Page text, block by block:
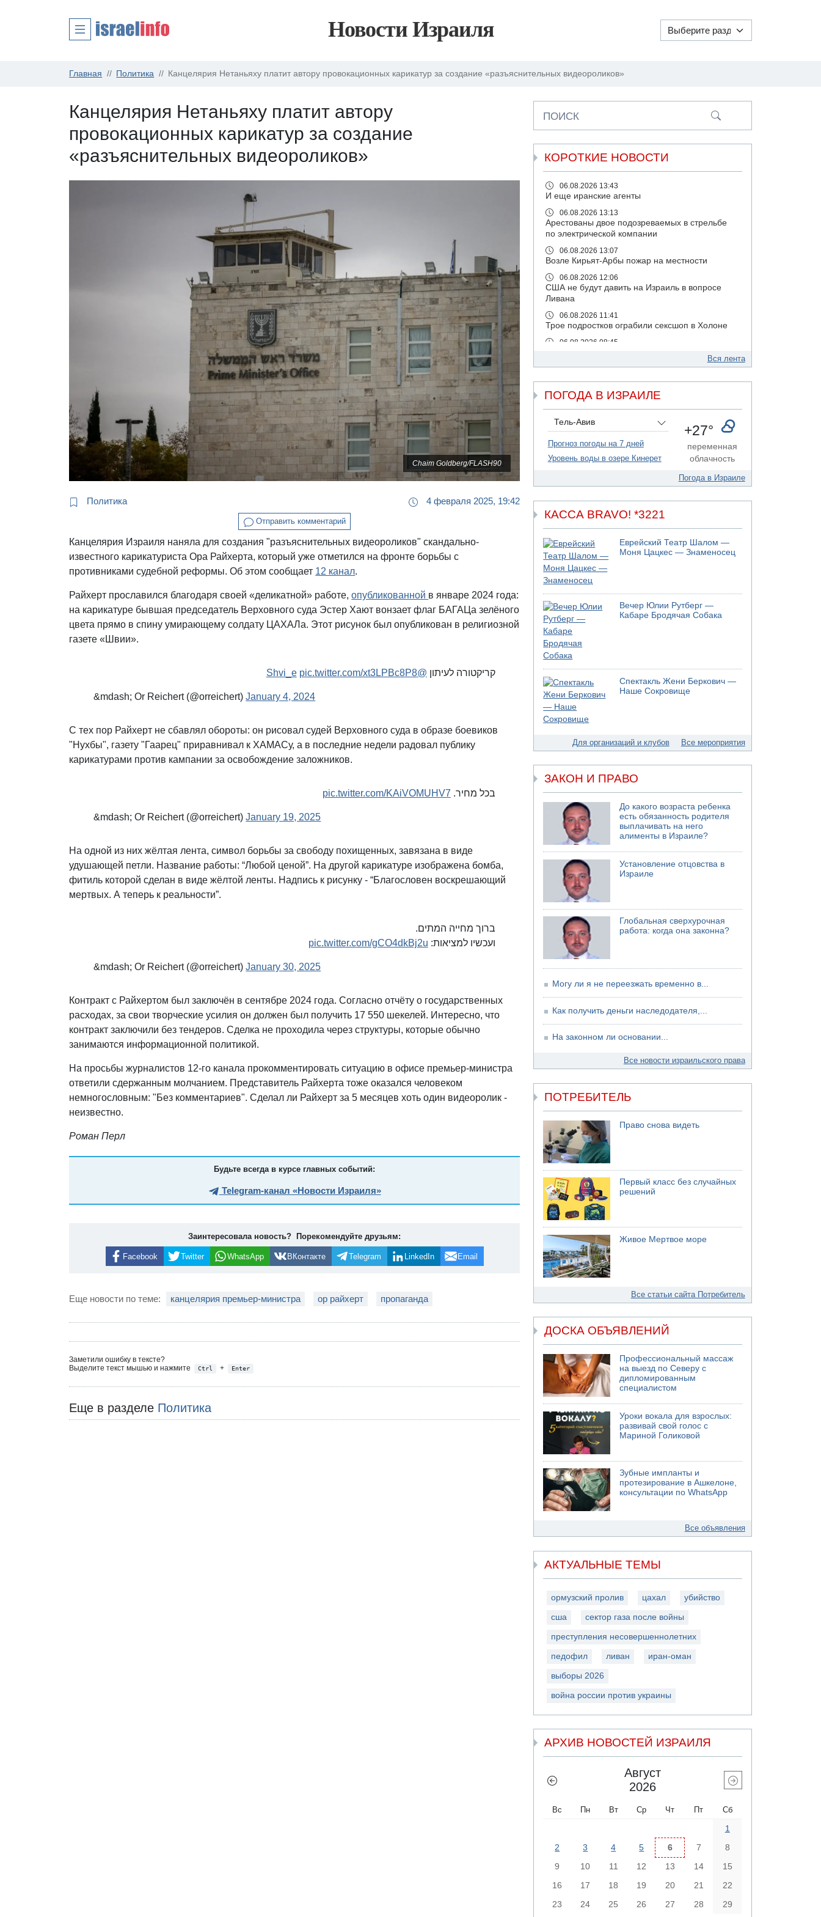
Новости Израиля
Главная Политика Канцелярия Нетаньяху платит автору провокационных карикатур за создание «разъяснительных видеороликов»
Канцелярия Нетаньяху платит автору
провокационных карикатур за создание
«разъяснительных видеороликов»
Chaim Goldberg/FLASH90
Политика 4 февраля 2025, 19:42
Отправить комментарий
Канцелярия Израиля наняла для создания "разъяснительных видеороликов" скандально-
известного карикатуриста Ора Райхерта, который уже отметился на фронте борьбы с
противниками судебной реформы. Об этом сообщает 12 канал.
Райхерт прославился благодаря своей «деликатной» работе,опубликованной в январе 2024 года:
на карикатуре бывшая председатель Верховного суда Эстер Хают вонзает флаг БАГАЦа зелёного
цвета прямо в спину умирающему солдату ЦАХАЛа. Этот рисунок был опубликован в религиозной
газете «Швии».
קריקטורה לעיתון @Shvi_e
pic.twitter.com/xt3LPBc8P8
&mdash; Or Reichert (@orreichert)January 4, 2024
С тех пор Райхерт не сбавлял обороты: он рисовал судей Верховного суда в образе боевиков
"Нухбы", газету "Гаарец" приравнивал к ХАМАСу, а в последние недели радовал публику
карикатурами против кампании за освобождение заложников.
בכל מחיר. pic.twitter.com/KAiVOMUHV7
&mdash; Or Reichert (@orreichert)January 19, 2025
На одной из них жёлтая лента, символ борьбы за свободу похищенных, завязана в виде
удушающей петли. Название работы: “Любой ценой”. На другой карикатуре изображена бомба,
фитиль которой сделан в виде жёлтой ленты. Надпись к рисунку - “Благословен воскрешающий
мертвых. А теперь к реальности”.
ברוך מחייה המתים.
ועכשיו למציאות: pic.twitter.com/gCO4dkBj2u
&mdash; Or Reichert (@orreichert)January 30, 2025
Контракт с Райхертом был заключён в сентябре 2024 года. Согласно отчёту о государственных
расходах, за свои творческие усилия он должен был получить 17 550 шекелей. Интересно, что
контракт заключили без тендеров. Сделка не проходила через структуры, которые обычно
занимаются информационной политикой.
На просьбы журналистов 12-го канала прокомментировать ситуацию в офисе премьер-министра
ответили сдержанным молчанием. Представитель Райхерта тоже оказался человеком
немногословным: "Без комментариев". Сделал ли Райхерт за 5 месяцев хоть один видеоролик -
неизвестно.
Роман Перл
Будьте всегда в курсе главных событий:
Telegram-канал «Новости Израиля»
Заинтересовала новость? Порекомендуйте друзьям:
Facebook Twitter WhatsApp ВКонтакте Telegram LinkedIn Email
Еще новости по теме: канцелярия премьер-министра ор райхерт пропаганда
Заметили ошибку в тексте?
Выделите текст мышью и нажмите
Ctrl + Enter
Еще в разделе Политика
ПОИСК
КОРОТКИЕ НОВОСТИ
06.08.2026 13:43
И еще иранские агенты
06.08.2026 13:13
Арестованы двое подозреваемых в стрельбе
по электрической компании
06.08.2026 13:07
Возле Кирьят-Арбы пожар на местности
06.08.2026 12:06
США не будут давить на Израиль в вопросе
Ливана
06.08.2026 11:41
Трое подростков ограбили сексшоп в Холоне
06.08.2026 08:45
06.08.2026 08:11
Украинская атака на российский НПЗ
05.08.2026 18:30
противоракетной обороны "Хец"
05.08.2026 18:28
МАДА призывает израильтян срочно сдавать
кровь
Бывший посол Израиля в ООН Гилад Эрдан
политической партии
05.08.2026 13:49
На севере Израиля на берег выбросило тело
05.08.2026 13:32
В России горят новые склады
05.08.2026 10:19
Хуситы сообщают об атаке по Саудовскому
танкеру
05.08.2026 10:16
Левые активисты пытались ворваться в офис
"Религиозного сионизма"
05.08.2026 06:42
В Дубае поднимается дым над портом
Еще один меморандум для Ирана
Вся лента
ПОГОДА В ИЗРАИЛЕ
Тель-Авив
Прогноз погоды на 7 дней
Уровень воды в озере Кинерет
+27°
переменная
облачность
Погода в Израиле
КАССА BRAVO! *3221
Еврейский Театр Шалом —
Моня Цацкес — Знаменосец
Вечер Юлии Рутберг —
Кабаре Бродячая Собака
Спектакль Жени Беркович —
Наше Сокровище
Для организаций и клубов Все мероприятия
ЗАКОН И ПРАВО
До какого возраста ребенка
есть обязанность родителя
выплачивать на него
алименты в Израиле?
Установление отцовства в
Израиле
Глобальная сверхурочная
работа: когда она законна?
Могу ли я не переезжать временно в...
Как получить деньги наследодателя,...
На законном ли основании...
Все новости израильского права
ПОТРЕБИТЕЛЬ
Право снова видеть
Первый класс без случайных
решений
Живое Мертвое море
Все статьи сайта Потребитель
ДОСКА ОБЪЯВЛЕНИЙ
Профессиональный массаж
на выезд по Северу с
дипломированным
специалистом
Уроки вокала для взрослых:
развивай свой голос с
Мариной Голиковой
Зубные импланты и
протезирование в Ашкелоне,
консультации по WhatsApp
Все объявления
АКТУАЛЬНЫЕ ТЕМЫ
ормузский пролив цахал убийство
сша сектор газа после войны
преступления несовершеннолетних
педофил ливан иран-оман
выборы 2026
война россии против украины
АРХИВ НОВОСТЕЙ ИЗРАИЛЯ
Август
2026
Вс Пн Вт Ср Чт Пт Сб
1
2
3 4 5 6 7
8
9
10 11 12 13 14
15
16
17 18 19 20 21
22
23
24 25 26 27 28 29